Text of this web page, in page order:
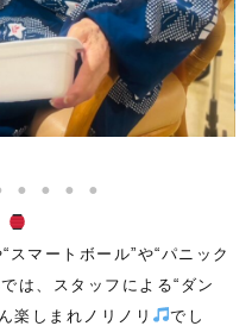
スマートボール”や“パニック
は、スタッフによる“ダン
楽しまれノリノリ
でし